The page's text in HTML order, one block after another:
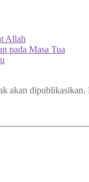
Allah
pada Masa Tua
akan dipublikasikan.